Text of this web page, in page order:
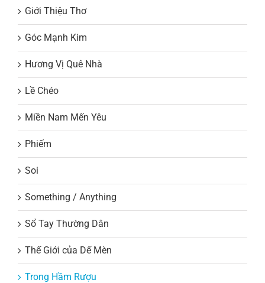
Giới Thiệu Thơ
Góc Mạnh Kim
Hương Vị Quê Nhà
Lề Chéo
Miền Nam Mến Yêu
Phiếm
Soi
Something / Anything
Sổ Tay Thường Dân
Thế Giới của Dế Mèn
Trong Hầm Rượu